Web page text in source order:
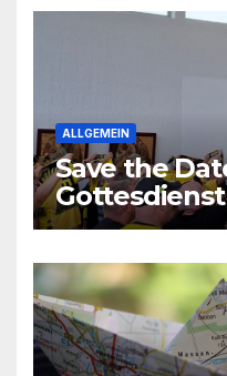
ALLGEMEIN
Save the
Gottesdienst
2026